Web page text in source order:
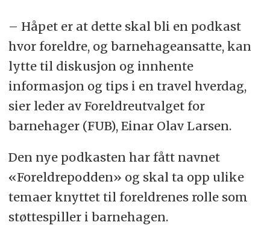
– Håpet er at dette skal bli en podkast
hvor foreldre, og barnehageansatte, kan
lytte til diskusjon og innhente
informasjon og tips i en travel hverdag,
sier leder av Foreldreutvalget for
barnehager (FUB), Einar Olav Larsen.
Den nye podkasten har fått navnet
«Foreldrepodden» og skal ta opp ulike
temaer knyttet til foreldrenes rolle som
støttespiller i barnehagen.